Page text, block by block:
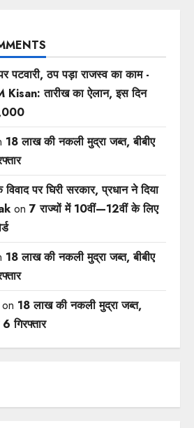
पटवारी, ठप पड़ा राजस्व का काम -
Kisan: तारीख का ऐलान, इस दिन
18 लाख की नकली मुद्रा जब्त, बीबीए
पर घिरी सरकार, प्रधान ने दिया
on 7 राज्यों में 10वीं—12वीं ​के लिए
18 लाख की नकली मुद्रा जब्त, बीबीए
18 लाख की नकली मुद्रा जब्त,
गिरफ्तार